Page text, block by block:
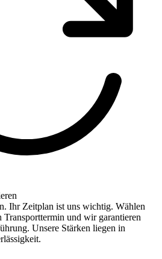
Ihr Zeitplan ist uns wichtig. Wählen
Transporttermin und wir garantieren
Unsere Stärken liegen in